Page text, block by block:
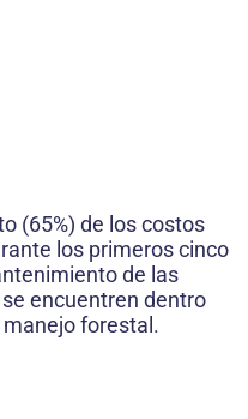
(65%) de los costos
los primeros cinco
de las
encuentren dentro
forestal.